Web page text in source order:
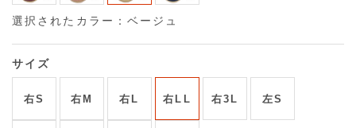
選択されたカラー：ベージュ
サイズ
右S 右M 右L 右LL 右3L 左S